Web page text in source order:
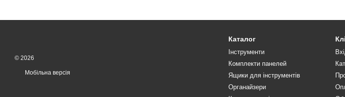
© 2026
Мобільна версія
Каталог
Інструменти
Комплекти панелей
Ящики для інструментів
Органайзери